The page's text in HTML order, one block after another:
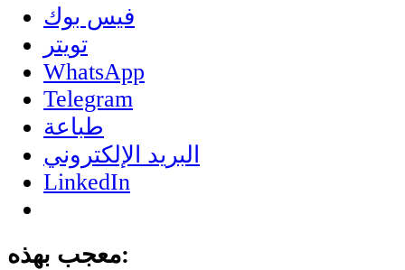
فيس بوك
تويتر
WhatsApp
Telegram
طباعة
البريد الإلكتروني
LinkedIn
معجب بهذه: